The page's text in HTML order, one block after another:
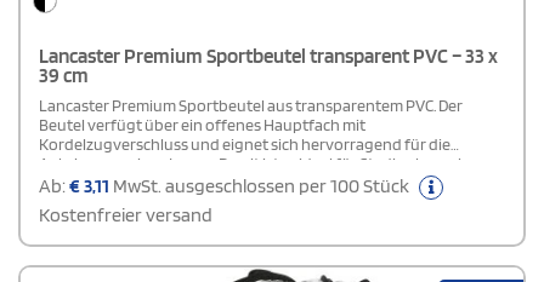
Lancaster Premium Sportbeutel transparent PVC – 33 x
39 cm
Lancaster Premium Sportbeutel aus transparentem PVC. Der
Beutel verfügt über ein offenes Hauptfach mit
Kordelzugverschluss und eignet sich hervorragend für die
Anbringung eines Logos. Damit ist er ideal für Stadionbesuche,
Veranstaltungen, den Einsatz am Arbeitsplatz und Situationen mit
Ab:€3,11 MwSt. ausgeschlossen per 100 Stück
Kostenfreier versand